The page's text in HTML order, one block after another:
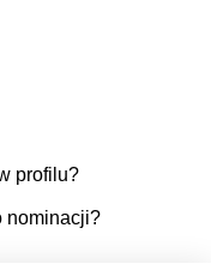
profilu?
nominacji?